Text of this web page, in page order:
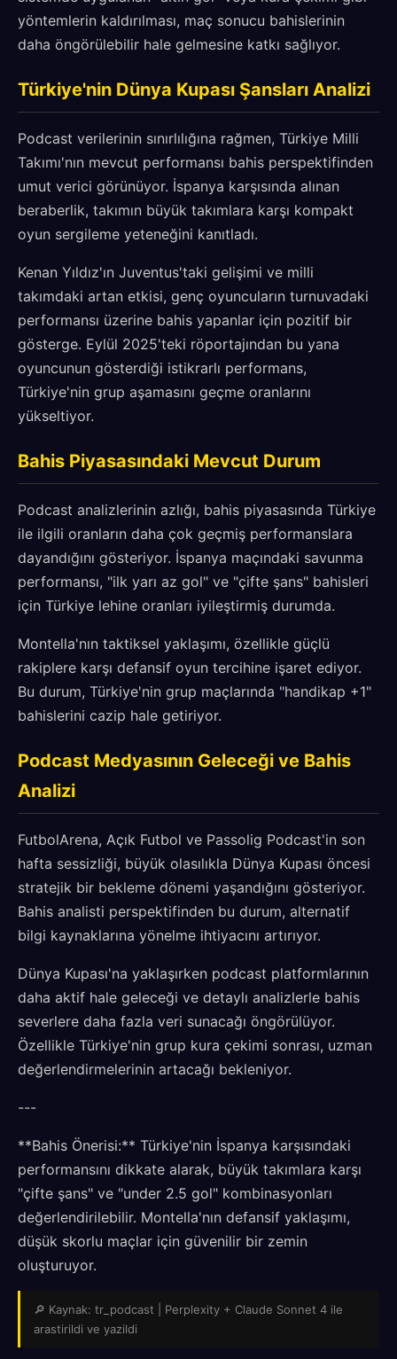
yöntemlerin kaldırılması, maç sonucu bahislerinin
daha öngörülebilir hale gelmesine katkı sağlıyor.
Türkiye'nin Dünya Kupası Şansları Analizi
Podcast verilerinin sınırlılığına rağmen, Türkiye Milli
Takımı'nın mevcut performansı bahis perspektifinden
umut verici görünüyor. İspanya karşısında alınan
beraberlik, takımın büyük takımlara karşı kompakt
oyun sergileme yeteneğini kanıtladı.
Kenan Yıldız'ın Juventus'taki gelişimi ve milli
takımdaki artan etkisi, genç oyuncuların turnuvadaki
performansı üzerine bahis yapanlar için pozitif bir
gösterge. Eylül 2025'teki röportajından bu yana
oyuncunun gösterdiği istikrarlı performans,
Türkiye'nin grup aşamasını geçme oranlarını
yükseltiyor.
Bahis Piyasasındaki Mevcut Durum
Podcast analizlerinin azlığı, bahis piyasasında Türkiye
ile ilgili oranların daha çok geçmiş performanslara
dayandığını gösteriyor. İspanya maçındaki savunma
performansı, "ilk yarı az gol" ve "çifte şans" bahisleri
için Türkiye lehine oranları iyileştirmiş durumda.
Montella'nın taktiksel yaklaşımı, özellikle güçlü
rakiplere karşı defansif oyun tercihine işaret ediyor.
Bu durum, Türkiye'nin grup maçlarında "handikap +1"
bahislerini cazip hale getiriyor.
Podcast Medyasının Geleceği ve Bahis
Analizi
FutbolArena, Açık Futbol ve Passolig Podcast'in son
hafta sessizliği, büyük olasılıkla Dünya Kupası öncesi
stratejik bir bekleme dönemi yaşandığını gösteriyor.
Bahis analisti perspektifinden bu durum, alternatif
bilgi kaynaklarına yönelme ihtiyacını artırıyor.
Dünya Kupası'na yaklaşırken podcast platformlarının
daha aktif hale geleceği ve detaylı analizlerle bahis
severlere daha fazla veri sunacağı öngörülüyor.
Özellikle Türkiye'nin grup kura çekimi sonrası, uzman
değerlendirmelerinin artacağı bekleniyor.
---
**Bahis Önerisi:** Türkiye'nin İspanya karşısındaki
performansını dikkate alarak, büyük takımlara karşı
"çifte şans" ve "under 2.5 gol" kombinasyonları
değerlendirilebilir. Montella'nın defansif yaklaşımı,
düşük skorlu maçlar için güvenilir bir zemin
oluşturuyor.
🔎 Kaynak: tr_podcast | Perplexity + Claude Sonnet 4 ile
arastirildi ve yazildi